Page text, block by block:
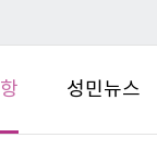
성민뉴스